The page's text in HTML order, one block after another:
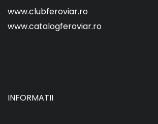
www.clubferoviar.ro
www.catalogferoviar.ro
INFORMATII